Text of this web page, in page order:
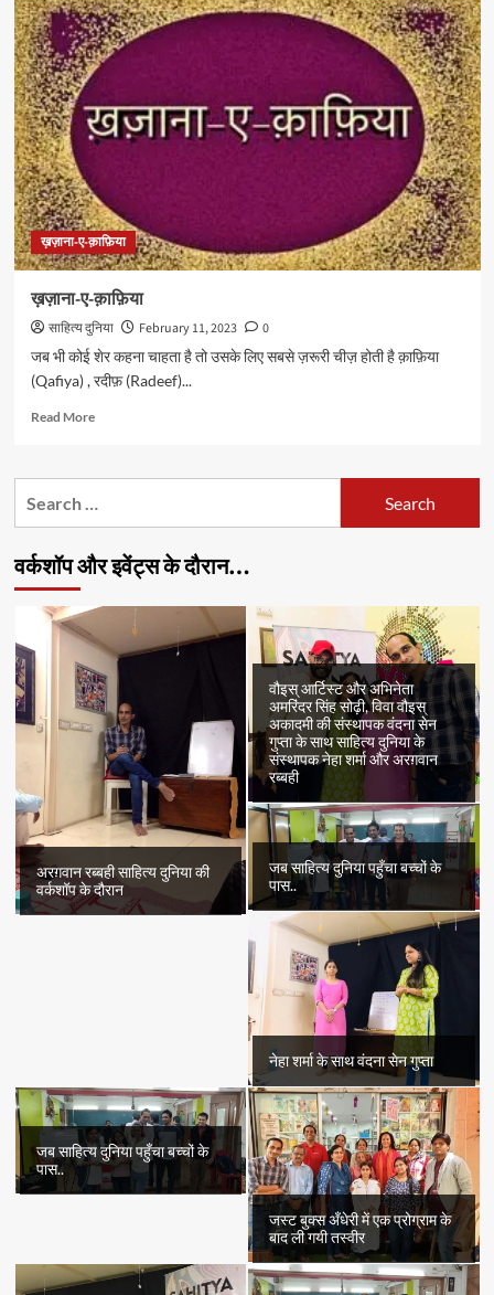
ख़ज़ाना-ए-क़ाफ़िया
ख़ज़ाना-ए-क़ाफ़िया
साहित्य दुनिया February 11, 2023
0
जब भी कोई शेर कहना चाहता है तो उसके लिए सबसे ज़रूरी चीज़ होती है क़ाफ़िया
(Qafiya) , रदीफ़ (Radeef)...
Read MoreRead
ख़ज़ाना-
वर्कशॉप और इवेंट्स के दौरान…
अरग़वान रब्बही साहित्य दुनिया की
वर्कशॉप के दौरान
वौइस् आर्टिस्ट और अभिनेता
अमरिंदर सिंह सोढ़ी, विवा वौइस्
अकादमी की संस्थापक वंदना सेन
गुप्ता के साथ साहित्य दुनिया के
संस्थापक नेहा शर्मा और अरग़वान
रब्बही
जब साहित्य दुनिया पहुँचा बच्चों के
पास..
नेहा शर्मा के साथ वंदना सेन गुप्ता
जब साहित्य दुनिया पहुँचा बच्चों के
पास..
जस्ट बुक्स अँधेरी में एक प्रोग्राम के
बाद ली गयी तस्वीर